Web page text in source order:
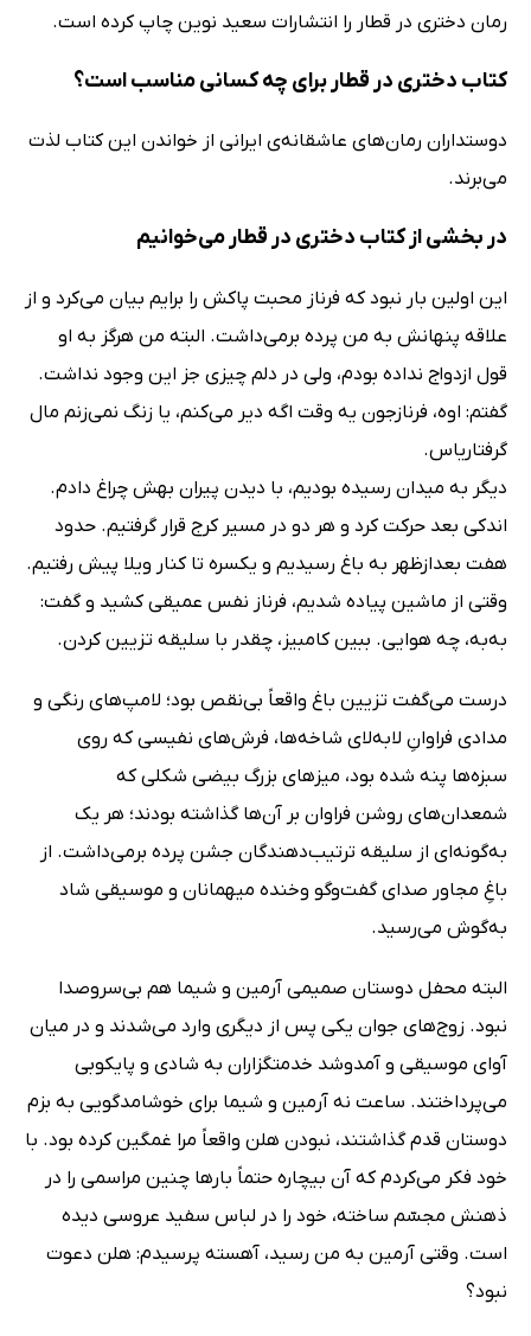
رمان دختری در قطار را انتشارات سعید نوین چاپ کرده است.
کتاب دختری در قطار برای چه کسانی مناسب است؟
دوستداران رمان‌های عاشقانه‌ی ایرانی از خواندن این کتاب لذت
می‌برند.
در بخشی از کتاب دختری در قطار می‌خوانیم
این اولین بار نبود که فرناز محبت پاکش را برایم بیان مى‌کرد و از
علاقه پنهانش به من پرده برمى‌داشت. البته من هرگز به او
قول ازدواج نداده بودم، ولى در دلم چیزى جز این وجود نداشت.
گفتم: اوه، فرنازجون یه وقت اگه دیر مى‌کنم، یا زنگ نمى‌زنم مال
گرفتاریاس.
دیگر به میدان رسیده بودیم، با دیدن پیران بهش چراغ دادم.
اندکى بعد حرکت کرد و هر دو در مسیر کرج قرار گرفتیم. حدود
هفت بعدازظهر به باغ رسیدیم و یکسره تا کنار ویلا پیش رفتیم.
وقتى از ماشین پیاده شدیم، فرناز نفس عمیقى کشید و گفت:
به‌به، چه هوایى. ببین کامبیز، چقدر با سلیقه تزیین کردن.
درست مى‌گفت تزیین باغ واقعاً بى‌نقص بود؛ لامپ‌هاى رنگى و
مدادى فراوانِ لابه‌لاى شاخه‌ها، فرش‌هاى نفیسى که روى
سبزه‌ها پنه شده بود، میزهاى بزرگ بیضى شکلى که
شمعدان‌هاى روشن فراوان بر آن‌ها گذاشته بودند؛ هر یک
به‌گونه‌اى از سلیقه ترتیب‌دهندگان جشن پرده برمى‌داشت. از
باغِ مجاور صداى گفت‌وگو وخنده میهمانان و موسیقى شاد
به‌گوش مى‌رسید.
البته محفل دوستان صمیمى آرمین و شیما هم بى‌سروصدا
نبود. زوج‌هاى جوان یکى پس از دیگرى وارد مى‌شدند و در میان
آواى موسیقى و آمدوشد خدمتگزاران به شادى و پایکوبى
مى‌پرداختند. ساعت نه آرمین و شیما براى خوشامدگویى به بزم
دوستان قدم گذاشتند، نبودن هلن واقعاً مرا غمگین کرده بود. با
خود فکر مى‌کردم که آن بیچاره حتماً بارها چنین مراسمى را در
ذهنش مجسّم ساخته، خود را در لباس سفید عروسى دیده
است. وقتى آرمین به من رسید، آهسته پرسیدم: هلن دعوت
نبود؟